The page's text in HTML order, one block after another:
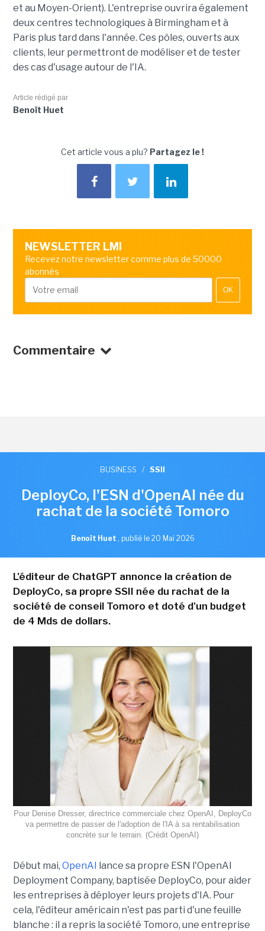
et au Moyen-Orient). L'entreprise ouvrira également
deux centres technologiques à Birmingham et à
Paris plus tard dans l'année. Ces pôles, ouverts aux
clients, leur permettront de modéliser et de tester
des cas d'usage autour de l'IA.
Article rédigé par
Benoît Huet
Cet article vous a plu? Partagez le !
NEWSLETTER LMI
Recevez notre newsletter comme plus de 50000
abonnés
OK
Commentaire
BUSINESS / SSII
DeployCo, l'ESN d'OpenAI née du
rachat de la société Tomoro
Benoît Huet , publié le 20 Mai 2026
L'éditeur de ChatGPT annonce la création de
DeployCo, sa propre SSII née du rachat de la
société de conseil Tomoro et doté d'un budget
de 4 Mds de dollars.
Pour Denise Dresser, directrice commerciale chez OpenAI, DeployCo
va permettre de passer de l'adoption de l'IA à sa rentabilisation
concrète sur le terrain. (Crédit OpenAI)
Début mai, OpenAI lance sa propre ESN l'OpenAI
Deployment Company, baptisée DeployCo, pour aider
les entreprises à déployer leurs projets d'IA. Pour
cela, l'éditeur américain n'est pas parti d'une feuille
blanche : il a repris la société Tomoro, une entreprise